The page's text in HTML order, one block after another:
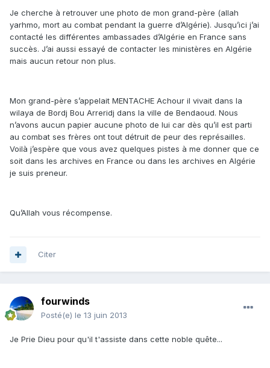
Je cherche à retrouver une photo de mon grand-père (allah
yarhmo, mort au combat pendant la guerre d’Algérie). Jusqu’ici j’ai
contacté les différentes ambassades d’Algérie en France sans
succès. J’ai aussi essayé de contacter les ministères en Algérie
mais aucun retour non plus.
Mon grand-père s’appelait MENTACHE Achour il vivait dans la
wilaya de Bordj Bou Arreridj dans la ville de Bendaoud. Nous
n’avons aucun papier aucune photo de lui car dès qu’il est parti
au combat ses frères ont tout détruit de peur des représailles.
Voilà j’espère que vous avez quelques pistes à me donner que ce
soit dans les archives en France ou dans les archives en Algérie
je suis preneur.
Qu’Allah vous récompense.
Citer
fourwinds
Posté(e) le 13 juin 2013
Je Prie Dieu pour qu'il t'assiste dans cette noble quête...